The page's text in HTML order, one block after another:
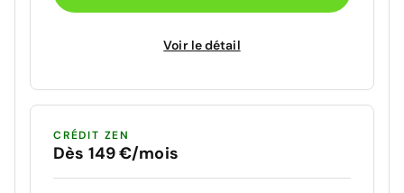
Voir le détail
CRÉDIT ZEN
Dès 149 €/mois